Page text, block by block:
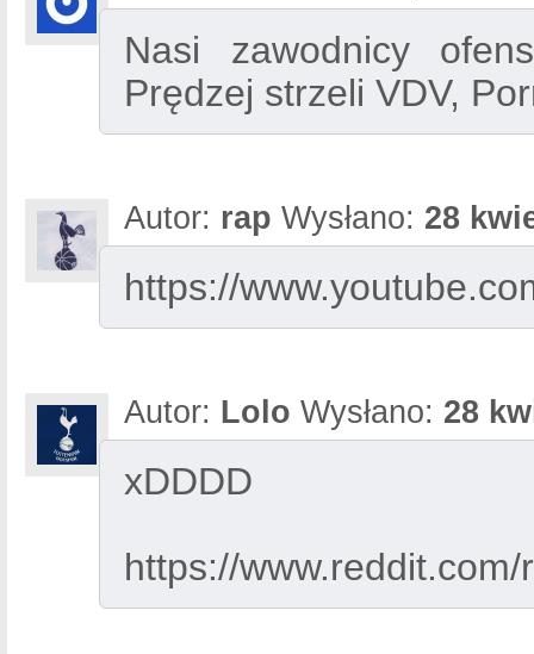
Nasi zawodnicy
Prędzej strzeli VDV,
Autor: rap Wysłano: 28
https://
Autor: Lolo Wysłano: 28
xDDDD
https://